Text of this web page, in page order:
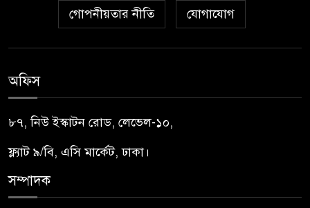
গোপনীয়তার নীতি যোগাযোগ
অফিস
৮৭, নিউ ইস্কাটন রোড, লেভেল-১০,
ফ্ল্যাট ৯/বি, এসি মার্কেট, ঢাকা।
সম্পাদক